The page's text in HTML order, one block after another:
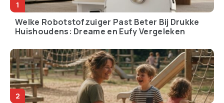
Welke Robotstofzuiger Past Beter Bij Drukke
Huishoudens: Dreame en Eufy Vergeleken